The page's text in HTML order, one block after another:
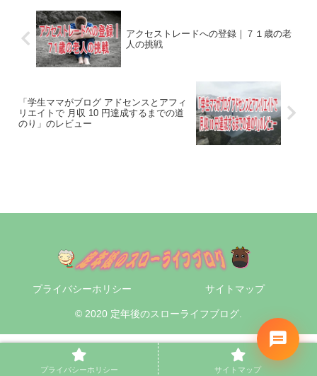
アクセストレードへの登録｜７１歳の老
人の挑戦
「学生ママがブログ アドセンスとアフィ
リエイトで 月収 10 円達成するまでの道
のり」のレビュー
プライバシーホリシー サイトマップ
© 2020 定年後のスローライフブログ.
プライバシーホリシー サイトマップ